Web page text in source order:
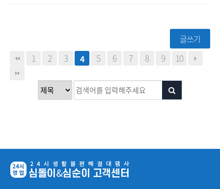
글쓰기
1 2 3 4 5 6 7 8 9 10